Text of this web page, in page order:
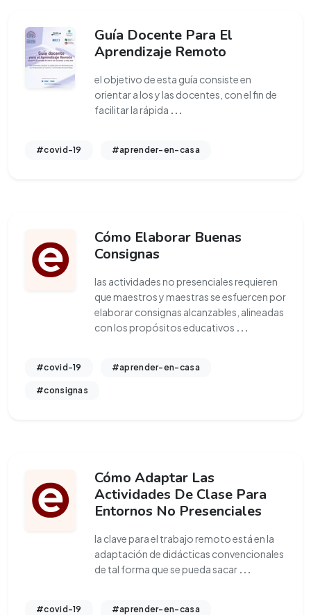
Guía Docente Para El
Aprendizaje Remoto
el objetivo de esta guía consiste en
orientar a los y las docentes, con el fin de
facilitar la rápida ...
#covid-19 #aprender-en-casa
Cómo Elaborar Buenas
Consignas
las actividades no presenciales requieren
que maestros y maestras se esfuercen por
elaborar consignas alcanzables, alineadas
con los propósitos educativos ...
#covid-19 #aprender-en-casa
#consignas
Cómo Adaptar Las
Actividades De Clase Para
Entornos No Presenciales
la clave para el trabajo remoto está en la
adaptación de didácticas convencionales
de tal forma que se pueda sacar ...
#covid-19 #aprender-en-casa